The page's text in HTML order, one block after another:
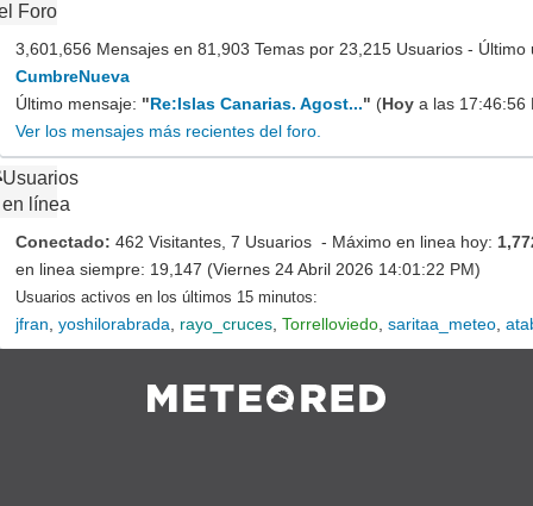
Foro
3,601,656 Mensajes en 81,903 Temas por 23,215 Usuarios - Último
CumbreNueva
Último mensaje: "Re:Islas Canarias. Agost..." (Hoy a las 17:46:56
Ver los mensajes más recientes del foro.
Usuarios
en línea
Conectado: 462 Visitantes, 7 Usuarios - Máximo en linea hoy:
en linea siempre: 19,147 (Viernes 24 Abril 2026 14:01:22 PM)
Usuarios activos en los últimos 15 minutos:
jfran yoshilorabrada rayo_cruces Torrelloviedo saritaa_meteo